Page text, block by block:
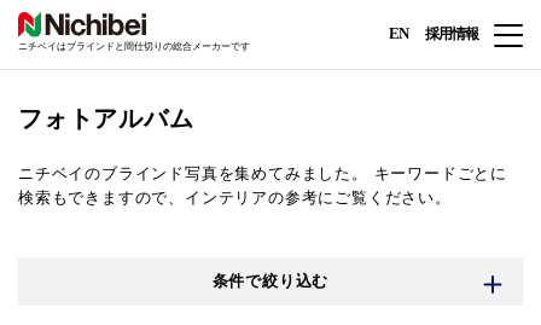
ニチベイはブラインドと間仕切りの総合メーカーです
EN 採用情報
フォトアルバム
ニチベイのブラインド写真を集めてみました。
キーワードごとに
検索もできますので、インテリアの参考にご覧ください。
条件で絞り込む